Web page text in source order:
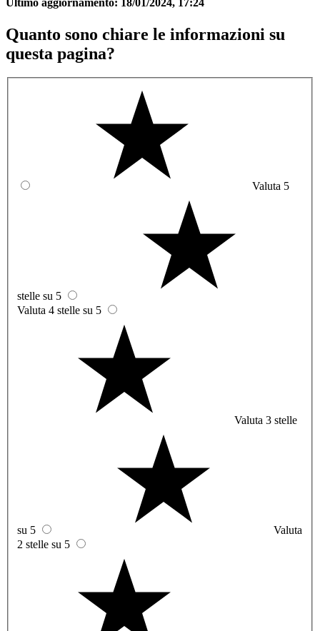
Ultimo aggiornamento: 18/01/2024, 17:24
Quanto sono chiare le informazioni su
questa pagina?
Valuta 5
stelle su 5
Valuta 4 stelle su 5
Valuta 3 stelle
su 5
Valuta
2 stelle su 5